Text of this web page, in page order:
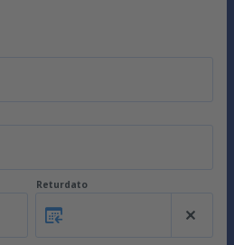
Returdato